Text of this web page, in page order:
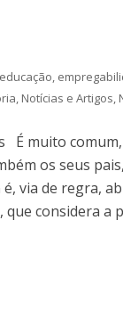
educação,
, Notícias e Artigos,
É muito
os seus
via de regra,
considera a